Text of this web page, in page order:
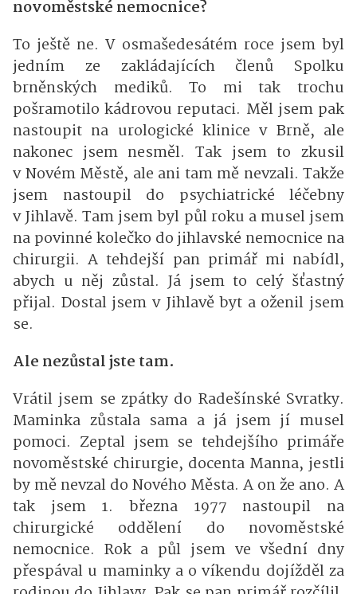
novoměstské nemocnice?
To ještě ne. V osmašedesátém roce jsem byl
jedním ze zakládajících členů Spolku
brněnských mediků. To mi tak trochu
pošramotilo kádrovou reputaci. Měl jsem pak
nastoupit na urologické klinice v Brně, ale
nakonec jsem nesměl. Tak jsem to zkusil
v Novém Městě, ale ani tam mě nevzali. Takže
jsem nastoupil do psychiatrické léčebny
v Jihlavě. Tam jsem byl půl roku a musel jsem
na povinné kolečko do jihlavské nemocnice na
chirurgii. A tehdejší pan primář mi nabídl,
abych u něj zůstal. Já jsem to celý šťastný
přijal. Dostal jsem v Jihlavě byt a oženil jsem
se.
Ale nezůstal jste tam.
Vrátil jsem se zpátky do Radešínské Svratky.
Maminka zůstala sama a já jsem jí musel
pomoci. Zeptal jsem se tehdejšího primáře
novoměstské chirurgie, docenta Manna, jestli
by mě nevzal do Nového Města. A on že ano. A
tak jsem 1. března 1977 nastoupil na
chirurgické oddělení do novoměstské
nemocnice. Rok a půl jsem ve všední dny
přespával u maminky a o víkendu dojížděl za